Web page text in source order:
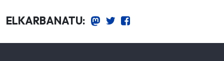
ELKARBANATU: